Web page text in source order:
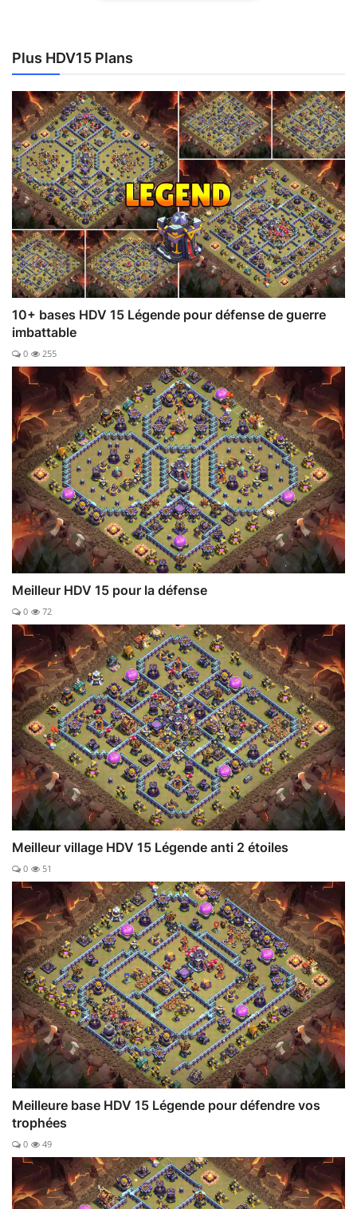
Plus HDV15 Plans
10+ bases HDV 15 Légende pour défense de guerre
imbattable
0 255
Meilleur HDV 15 pour la défense
0 72
Meilleur village HDV 15 Légende anti 2 étoiles
0 51
Meilleure base HDV 15 Légende pour défendre vos
trophées
0 49